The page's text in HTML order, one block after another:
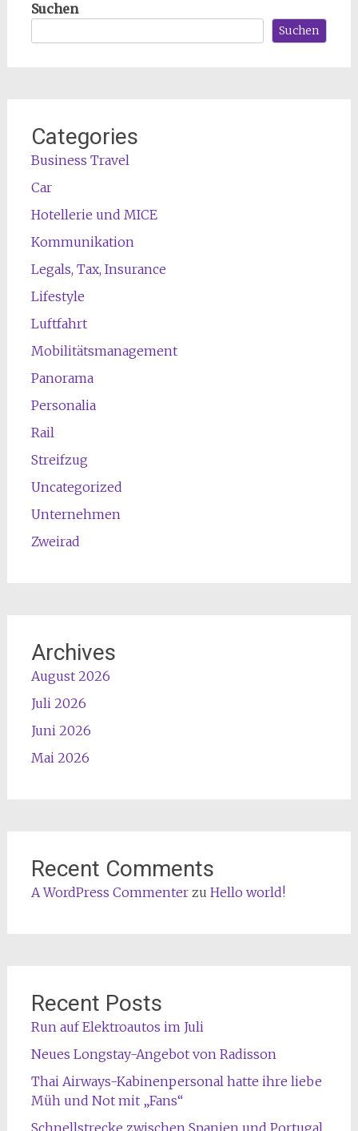
Suchen
Suchen
Categories
Business Travel
Car
Hotellerie und MICE
Kommunikation
Legals, Tax, Insurance
Lifestyle
Luftfahrt
Mobilitätsmanagement
Panorama
Personalia
Rail
Streifzug
Uncategorized
Unternehmen
Zweirad
Archives
August 2026
Juli 2026
Juni 2026
Mai 2026
Recent Comments
A WordPress Commenterzu Hello world!
Recent Posts
Run auf Elektroautos im Juli
Neues Longstay-Angebot von Radisson
Thai Airways-Kabinenpersonal hatte ihre liebe
Müh und Not mit „Fans“
Schnellstrecke zwischen Spanien und Portugal